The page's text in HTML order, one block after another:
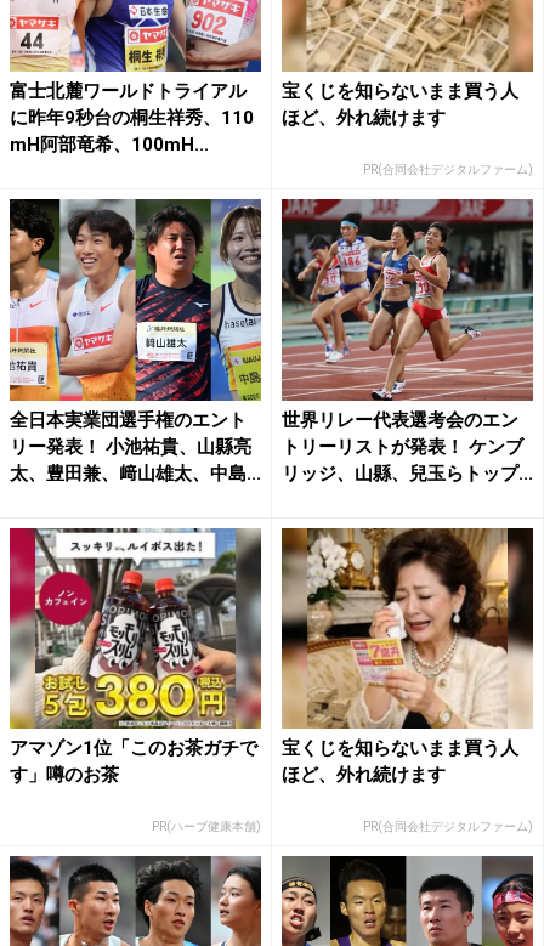
富士北麓ワールドトライアル
に昨年9秒台の桐生祥秀、110
mH阿部竜希、100mH...
宝くじを知らないまま買う人
ほど、外れ続けます
PR(合同会社デジタルファーム)
全日本実業団選手権のエント
リー発表！ 小池祐貴、山縣亮
太、豊田兼、﨑山雄太、中島...
世界リレー代表選考会のエン
トリーリストが発表！ ケンブ
リッジ、山縣、兒玉らトップ...
アマゾン1位「このお茶ガチで
す」噂のお茶
PR(ハーブ健康本舗)
宝くじを知らないまま買う人
ほど、外れ続けます
PR(合同会社デジタルファーム)